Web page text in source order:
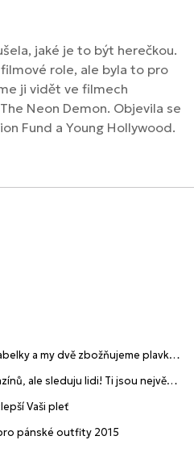
jaké je to být herečkou.
role, ale byla to pro
ji vidět ve filmech
Neon Demon. Objevila se
Fund a Young Hollywood.
a my dvě zbožňujeme plavky“
ale sleduju lidi! Ti jsou největší
Vaši pleť
pánské outfity 2015